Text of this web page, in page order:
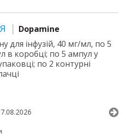
Dopamine
для інфузій, 40 мг/мл, по 5
в коробці; по 5 ампул у
по 2 контурні